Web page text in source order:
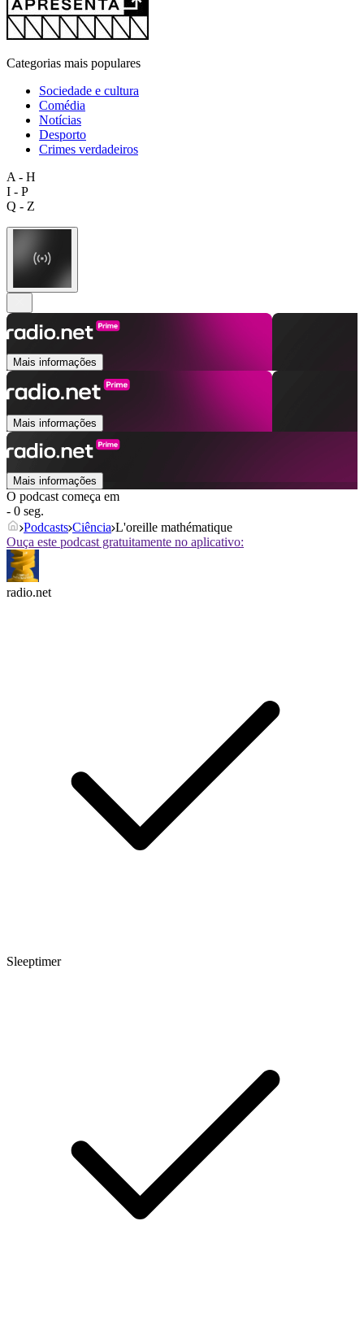
Categorias mais populares
Sociedade e cultura
Comédia
Notícias
Desporto
Crimes verdadeiros
A - H
I - P
Q - Z
Mais informações
Mais informações
Mais informações
O podcast começa em
- 0 seg.
Podcasts Ciência L'oreille mathématique
Ouça este podcast gratuitamente no aplicativo:
radio.net
Sleeptimer